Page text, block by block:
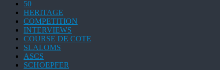
50
HERITAGE
COMPETITION
INTERVIEWS
COURSE DE COTE
SLALOMS
ASCS
SCHOEPFER